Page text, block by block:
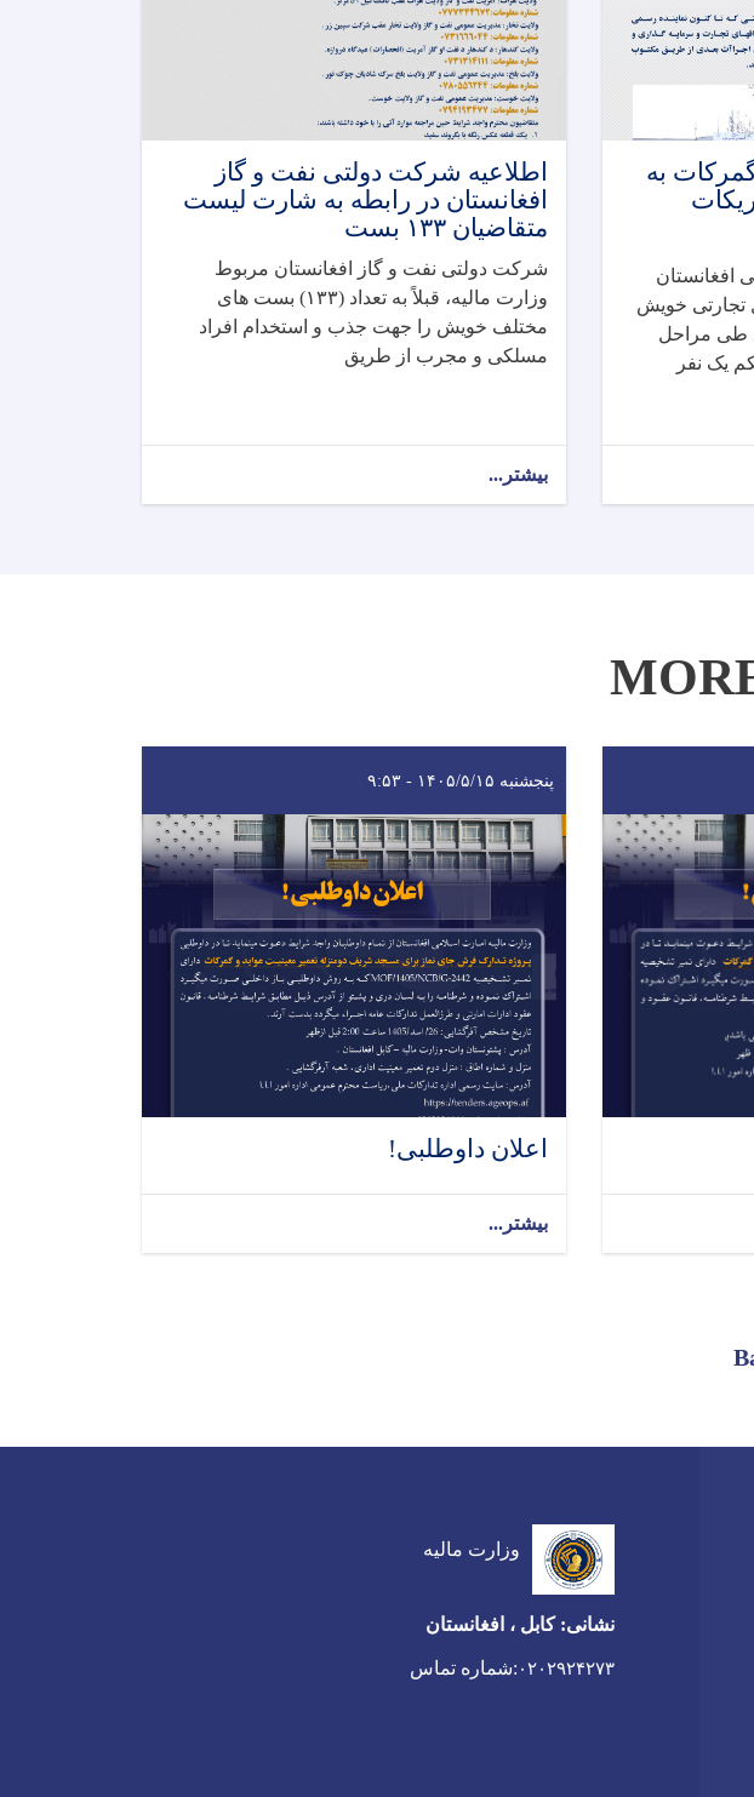
به
افغانستان
تجارتی خویش
طی مراحل
یک نفر
اطلاعیه شرکت دولتی نفت و گاز
افغانستان در رابطه به شارت لیست
متقاضیان ۱۳۳ بست
شرکت دولتی نفت و گاز افغانستان مربوط
وزارت مالیه، قبلاً به تعداد (۱۳۳) بست های
مختلف خویش را جهت جذب و استخدام افراد
مسلکی و مجرب از طریق
بیشتر...
پنجشنبه ۱۴۰۵/۵/۱۵ - ۹:۵۳
اعلان داوطلبی!
بیشتر...
وزارت مالیه
نشانی: کابل ، افغانستان
۰۲۰۲۹۲۴۲۷۳ :شماره تماس